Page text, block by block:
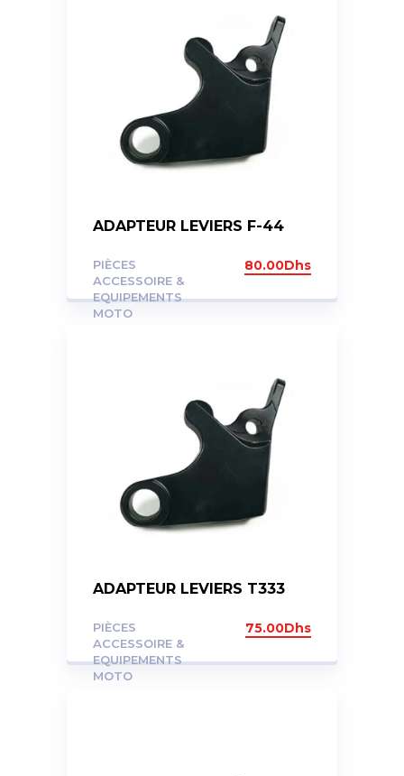
ADAPTEUR LEVIERS F-44
PIÈCES
ACCESSOIRE &
EQUIPEMENTS
MOTO
80.00Dhs
ADAPTEUR LEVIERS T333
PIÈCES
ACCESSOIRE &
EQUIPEMENTS
MOTO
75.00Dhs